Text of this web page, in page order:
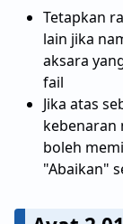
Tetapkan
lain jika
aksara
fail
Jika atas
kebenaran
boleh
"Abaikan"